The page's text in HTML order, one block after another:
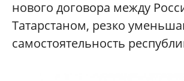
нового договора между
Татарстаном, резко
самостоятельность